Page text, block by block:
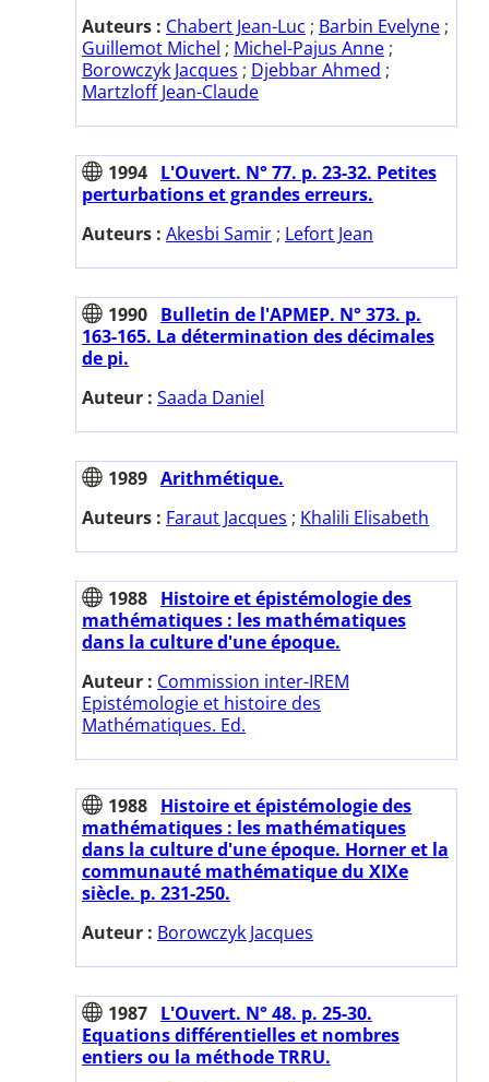
Auteurs : Chabert Jean-Luc ; Barbin Evelyne ;
Guillemot Michel ; Michel-Pajus Anne ;
Borowczyk Jacques ; Djebbar Ahmed ;
Martzloff Jean-Claude
1994 L'Ouvert. N° 77. p. 23-32. Petites
perturbations et grandes erreurs.
Auteurs : Akesbi Samir ; Lefort Jean
1990 Bulletin de l'APMEP. N° 373. p.
163-165. La détermination des décimales
de pi.
Auteur : Saada Daniel
1989 Arithmétique.
Auteurs : Faraut Jacques ; Khalili Elisabeth
1988 Histoire et épistémologie des
mathématiques : les mathématiques
dans la culture d'une époque.
Auteur : Commission inter-IREM
Epistémologie et histoire des
Mathématiques. Ed.
1988 Histoire et épistémologie des
mathématiques : les mathématiques
dans la culture d'une époque. Horner et la
communauté mathématique du XIXe
siècle. p. 231-250.
Auteur : Borowczyk Jacques
1987 L'Ouvert. N° 48. p. 25-30.
Equations différentielles et nombres
entiers ou la méthode TRRU.